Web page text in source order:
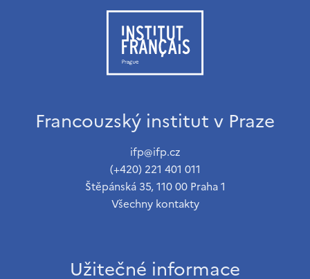
Francouzský institut v Praze
ifp@ifp.cz
(+420) 221 401 011
Štěpánská 35, 110 00 Praha 1
Všechny kontakty
Užitečné informace